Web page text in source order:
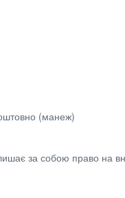
(манеж)
за собою право на